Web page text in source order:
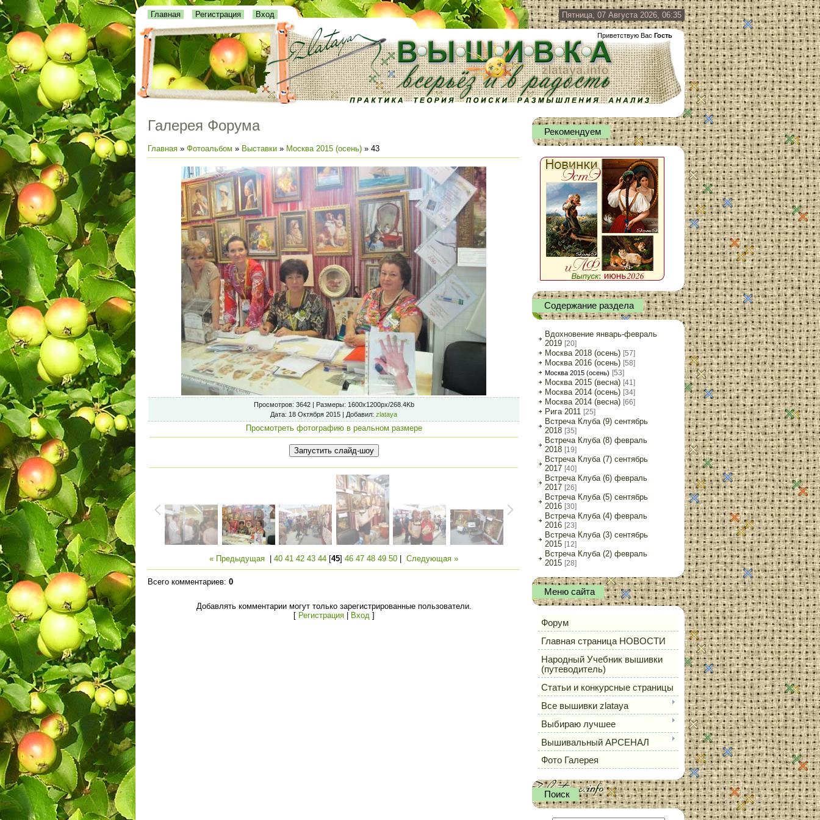
Пятница, 07 Августа 2026, 06:35
Приветствую Вас Гость
Главная Регистрация Вход
Галерея Форума
Главная » Фотоальбом » Выставки » Москва 2015 (осень) » 43
Просмотров: 3642 | Размеры: 1600x1200px/268.4Kb
Дата: 18 Октября 2015 | Добавил: zlataya
Просмотреть фотографию в реальном размере
« Предыдущая 40 41 42 43 44 [45] 46 47 48 49 50 Следующая »
Всего комментариев: 0
Добавлять комментарии могут только зарегистрированные пользователи.
[ Регистрация| Вход ]
Рекомендуем
Содержание раздела
Вдохновение январь-февраль
2019 [20]
Москва 2018 (осень) [57]
Москва 2016 (осень) [58]
Москва 2015 (осень) [53]
Москва 2015 (весна) [41]
Москва 2014 (осень) [34]
Москва 2014 (весна) [66]
Рига 2011 [25]
Встреча Клуба (9) сентябрь
2018 [35]
Встреча Клуба (8) февраль
2018 [19]
Встреча Клуба (7) сентябрь
2017 [40]
Встреча Клуба (6) февраль
2017 [26]
Встреча Клуба (5) сентябрь
2016 [30]
Встреча Клуба (4) февраль
2016 [23]
Встреча Клуба (3) сентябрь
2015 [12]
Встреча Клуба (2) февраль
2015 [28]
Меню сайта
Форум
Главная страница НОВОСТИ
Народный Учебник вышивки
(путеводитель)
Статьи и конкурсные страницы
Все вышивки zlataya
Выбираю лучшее
Вышивальный АРСЕНАЛ
Фото Галерея
Поиск